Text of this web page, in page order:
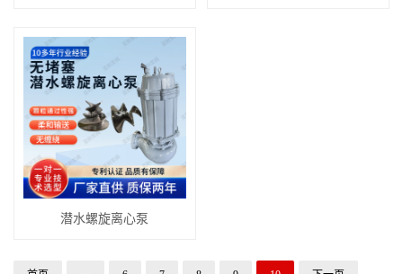
潜水螺旋离心泵